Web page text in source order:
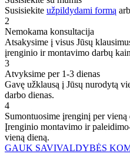
Susisiekite užpildydami formą
2
Nemokama konsultacija
Atsakysime į visus Jūsų
įrenginio ir montavimo darbų
3
Atvyksime per 1-3 dienas
Gavę užklausą į Jūsų nurodytą
darbo dienas.
4
Sumontuosime įrenginį per vieną
Įrenginio montavimo ir
vieną dieną.
GAUK SAVIVALDYBĖS